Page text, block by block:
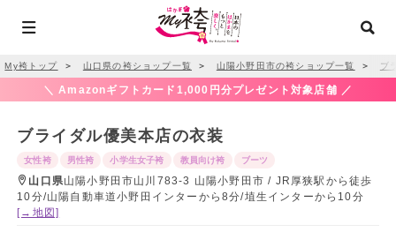
My袴トップ ＞ 山口県の袴ショップ一覧 ＞ 山陽小野田市の袴ショップ一覧 ＞ ブ
＼ Amazonギフトカード1,000円分プレゼント対象店舗 ／
ブライダル優美本店の衣装
女性袴 男性袴 小学生女子袴 教員向け袴 ブーツ
山口県山陽小野田市山川783-3 山陽小野田市 / JR厚狭駅から徒歩
10分/山陽自動車道小野田インターから8分/埴生インターから10分
[→地図]